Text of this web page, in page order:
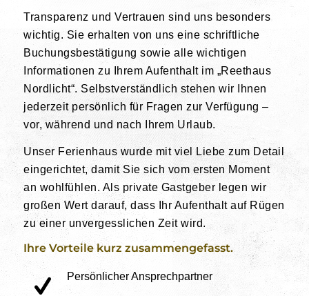
Transparenz und Vertrauen sind uns besonders
wichtig. Sie erhalten von uns eine schriftliche
Buchungsbestätigung sowie alle wichtigen
Informationen zu Ihrem Aufenthalt im „Reethaus
Nordlicht“. Selbstverständlich stehen wir Ihnen
jederzeit persönlich für Fragen zur Verfügung –
vor, während und nach Ihrem Urlaub.
Unser Ferienhaus wurde mit viel Liebe zum Detail
eingerichtet, damit Sie sich vom ersten Moment
an wohlfühlen. Als private Gastgeber legen wir
großen Wert darauf, dass Ihr Aufenthalt auf Rügen
zu einer unvergesslichen Zeit wird.
Ihre Vorteile kurz zusammengefasst.
Persönlicher Ansprechpartner